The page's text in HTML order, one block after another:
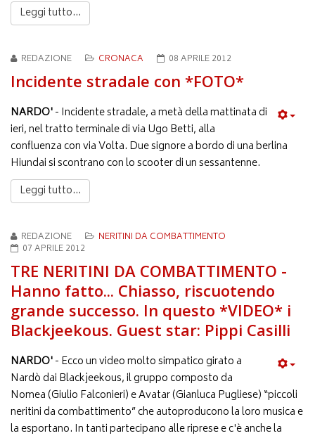
Leggi tutto...
REDAZIONE CRONACA 08 APRILE 2012
Incidente stradale con *FOTO*
NARDO'- Incidente stradale, a metà della mattinata di
ieri, nel tratto terminale di via Ugo Betti, alla
confluenza con via Volta. Due signore a bordo di una berlina
Hiundai si scontrano con lo scooter di un sessantenne.
Leggi tutto...
REDAZIONE
NERITINI DA COMBATTIMENTO
07 APRILE 2012
TRE NERITINI DA COMBATTIMENTO -
Hanno fatto... Chiasso, riscuotendo
grande successo. In questo *VIDEO* i
Blackjeekous. Guest star: Pippi Casilli
NARDO'- Ecco un video molto simpatico girato a
Nardò dai Blackjeekous, il gruppo composto da
Nomea (Giulio Falconieri) e Avatar (Gianluca Pugliese) “piccoli
neritini da combattimento” che autoproducono la loro musica e
la esportano. In tanti partecipano alle riprese e c'è anche la